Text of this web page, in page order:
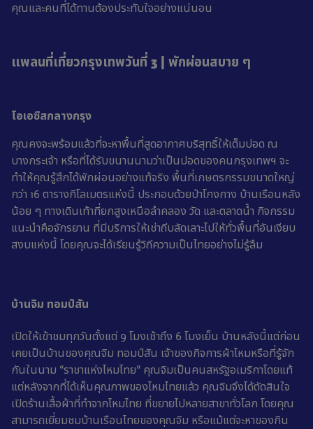
คุณและคนที่ได้ทานต้องประทับใจอย่างแน่นอน
แพลนที่เที่ยวกรุงเทพวันที่ 3 | พักผ่อนสบาย ๆ
โอเอซิสกลางกรุง
คุณคงจะพร้อมแล้วที่จะหาพื้นที่สูดอากาศบริสุทธิ์ให้เต็มปอด ณ
บางกระเจ้า หรือที่ได้รับขนานนามว่าเป็นปอดของคนกรุงเทพฯ จะ
ทำให้คุณรู้สึกได้พักผ่อนอย่างแท้จริง พื้นที่เกษตรกรรมขนาดใหญ่
กว่า 16 ตารางกิโลเมตรแห่งนี้ ประกอบด้วยป่าโกงกาง บ้านเรือนหลัง
น้อย ๆ ทางเดินเท้าที่ยกสูงเหนือลำคลอง วัด และตลาดน้ำ กิจกรรม
แนะนำคือจักรยาน ที่มีบริการให้เช่าถีบลัดเลาะไปให้ทั่วพื้นที่อันเงียบ
สงบแห่งนี้ โดยคุณจะได้เรียนรู้วิถีความเป็นไทยอย่างไม่รู้ลืม
บ้านจิม ทอมป์สัน
เปิดให้เข้าชมทุกวันตั้งแต่ 9 โมงเช้าถึง 6 โมงเย็น บ้านหลังนี้แต่ก่อน
เคยเป็นบ้านของคุณจิม ทอมป์สัน เจ้าของกิจการผ้าไหมหรือที่รู้จัก
กันในนาม “ราชาแห่งไหมไทย” คุณจิมเป็นคนสหรัฐอเมริกาโดยแท้
แต่หลังจากที่ได้เห็นคุณภาพของไหมไทยแล้ว คุณจิมจึงได้ตัดสินใจ
เปิดร้านเสื้อผ้าที่ทำจากไหมไทย ที่ขยายไปหลายสาขาทั่วโลก โดยคุณ
สามารถเยี่ยมชมบ้านเรือนไทยของคุณจิม หรือแม้แต่จะหาของกิน